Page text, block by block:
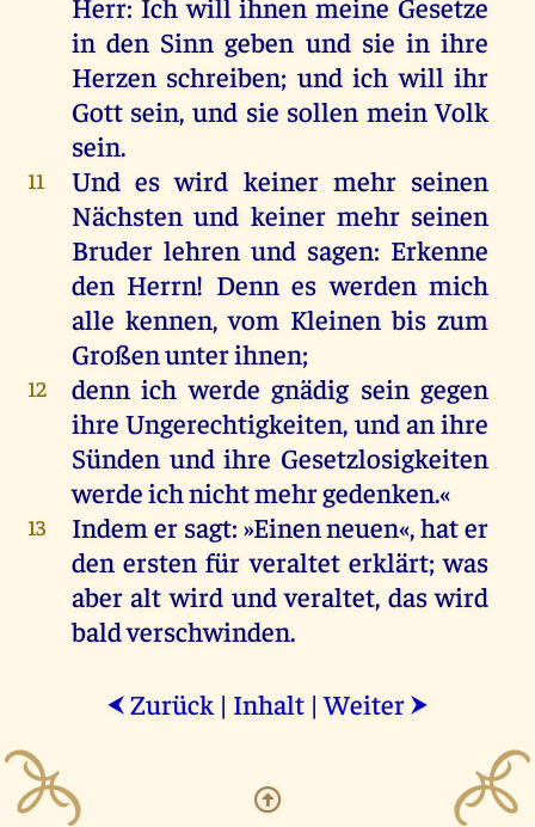
in den Sinn geben und sie in ihre
Herzen schreiben; und ich will ihr
Gott sein, und sie sollen mein Volk
sein.
11 Und es wird keiner mehr seinen
Nächsten und keiner mehr seinen
Bruder lehren und sagen: Erkenne
den Herrn! Denn es werden mich
alle kennen,vom Kleinen bis zum
Großenunterihnen;
12 denn ich werde gnädig sein gegen
ihre Ungerechtigkeiten, undanihre
Sünden und ihre Gesetzlosigkeiten
werdeichnichtmehrgedenken.«
13 Indem er sagt: »Einenneuen«,hater
den ersten für veraltet erklärt;was
aber alt wird undveraltet, das wird
baldverschwinden.
⮜ Zurück | Inhalt |Weiter ⮞